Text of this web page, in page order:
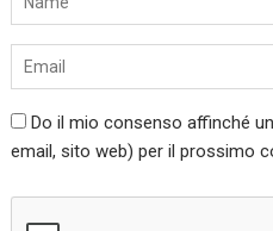
Do il mio consenso affinché
email, sito web) per il prossimo